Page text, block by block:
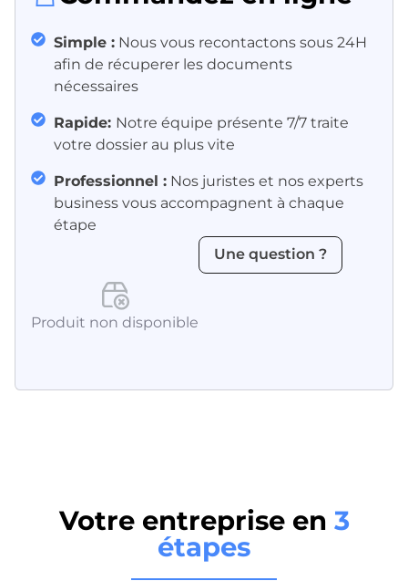
Simple : Nous vous recontactons sous 24H
afin de récuperer les documents
nécessaires
Rapide: Notre équipe présente 7/7 traite
votre dossier au plus vite
Professionnel : Nos juristes et nos experts
business vous accompagnent à chaque
étape
Produit non disponible
Une question ?
Votre entreprise en 3
étapes